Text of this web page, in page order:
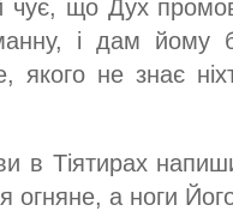
чує, що Дух
і дам йому
якого не знає
в Тіятирах
огняне, а ноги Його